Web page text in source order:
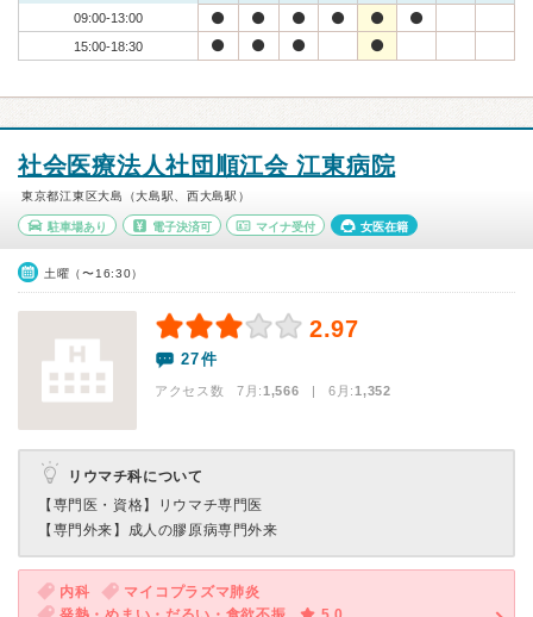
09:00-13:00
15:00-18:30
社会医療法人社団順江会 江東病院
東京都江東区大島（大島駅、西大島駅）
駐車場あり 電子決済可 マイナ受付 女医在籍
土曜（〜16:30）
2.97
27件
アクセス数 7月:1,566 | 6月:1,352
リウマチ科について
【専門医・資格】
リウマチ専門医
【専門外来】 成人の膠原病専門外来
内科
マイコプラズマ肺炎